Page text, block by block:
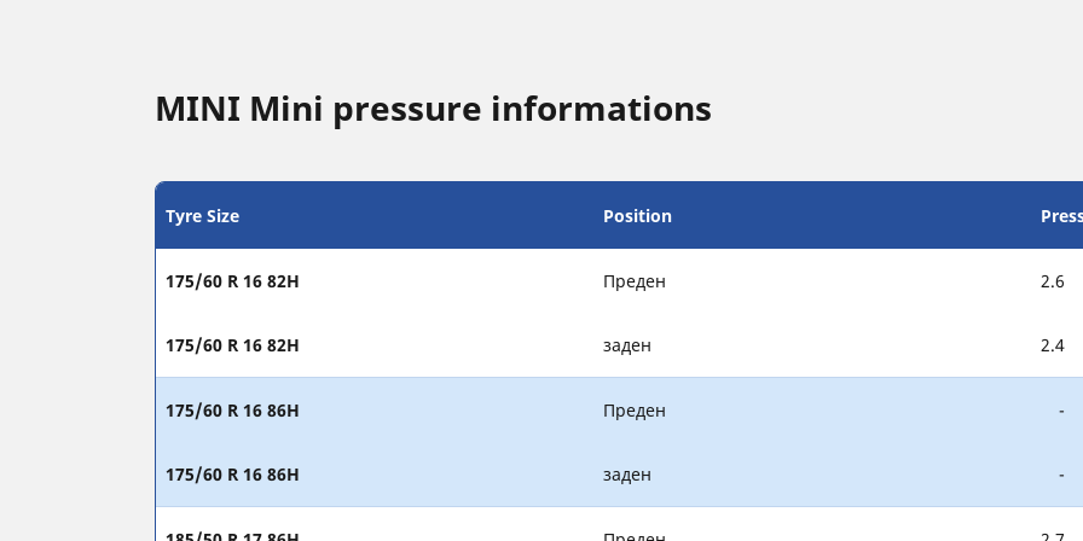
MINI Mini pressure informations
Tyre Size Position
175/60 R 16 82H Преден 2.6
175/60 R 16 82H заден 2.4
175/60 R 16 86H Преден -
175/60 R 16 86H заден -